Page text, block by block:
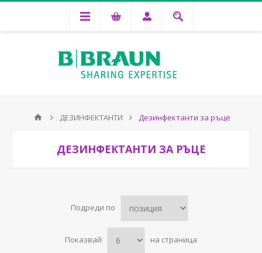
ДЕЗИНФЕКТАНТИ Дезинфектанти за ръце
ДЕЗИНФЕКТАНТИ ЗА РЪЦЕ
Подреди по
Показвай на страница